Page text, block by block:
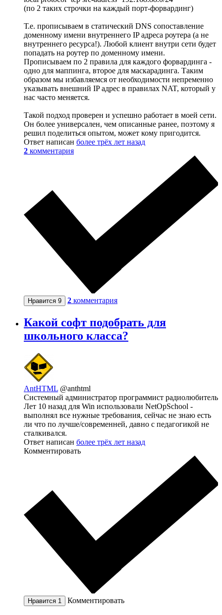
(по 2 таких строчки на каждый порт-форвардинг)
Т.е. прописываем в статический DNS сопоставление
доменному имени внутреннего IP адреса роутера (а не
внутреннего ресурса!). Любой клиент внутри сети будет
попадать на роутер по доменному имени.
Прописываем по 2 правила для каждого форвардинга -
одно для маппинга, второе для маскарадинга. Таким
образом мы избавляемся от необходимости непременно
указывать внешний IP адрес в правилах NAT, который у
нас часто меняется.
Такой подход проверен и успешно работает в моей сети.
Он более универсален, чем описанные ранее, поэтому я
решил поделиться опытом, может кому пригодится.
Ответ написан более трёх лет назад
2 комментария
Нравится 9 2 комментария
Какой софт подобрать для
школьного класса?
AntHTML @anthtml
Системный администратор программист радиолюбитель
Лет 10 назад для Win использовали NetOpSchool -
выполнял все нужные требования, сейчас не знаю есть
ли что по лучше/современней, давно с педагогикой не
сталкивался.
Ответ написан более трёх лет назад
Комментировать
Нравится 1 Комментировать